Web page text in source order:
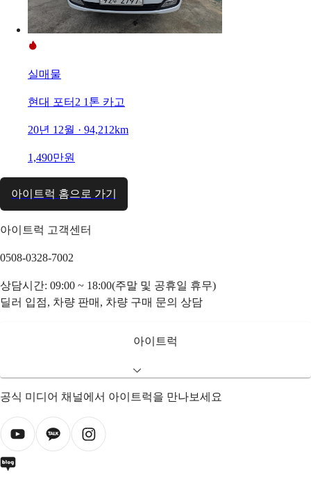
실매물
현대 포터2 1톤 카고
20년 12월 · 94,212km
1,490만원
아이트럭 홈으로 가기
아이트럭 고객센터
0508-0328-7002
상담시간: 09:00 ~ 18:00(주말 및 공휴일 휴무)
딜러 입점, 차량 판매, 차량 구매 문의 상담
아이트럭
공식 미디어 채널에서 아이트럭을 만나보세요